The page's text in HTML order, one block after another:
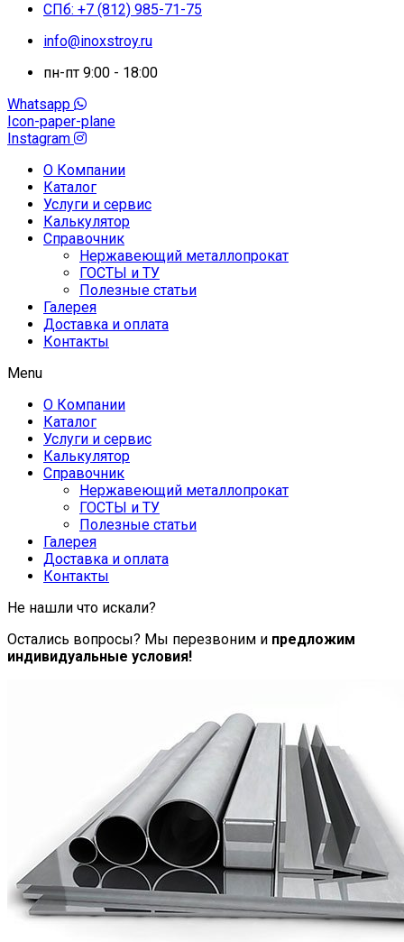
СПб: +7 (812) 985-71-75
info@inoxstroy.ru
пн-пт 9:00 - 18:00
Whatsapp
Icon-paper-plane
Instagram
О Компании
Каталог
Услуги и сервис
Калькулятор
Справочник
Нержавеющий металлопрокат
ГОСТЫ и ТУ
Полезные статьи
Галерея
Доставка и оплата
Контакты
Menu
О Компании
Каталог
Услуги и сервис
Калькулятор
Справочник
Нержавеющий металлопрокат
ГОСТЫ и ТУ
Полезные статьи
Галерея
Доставка и оплата
Контакты
Не нашли что искали?
Остались вопросы? Мы перезвоним и предложим
индивидуальные условия!